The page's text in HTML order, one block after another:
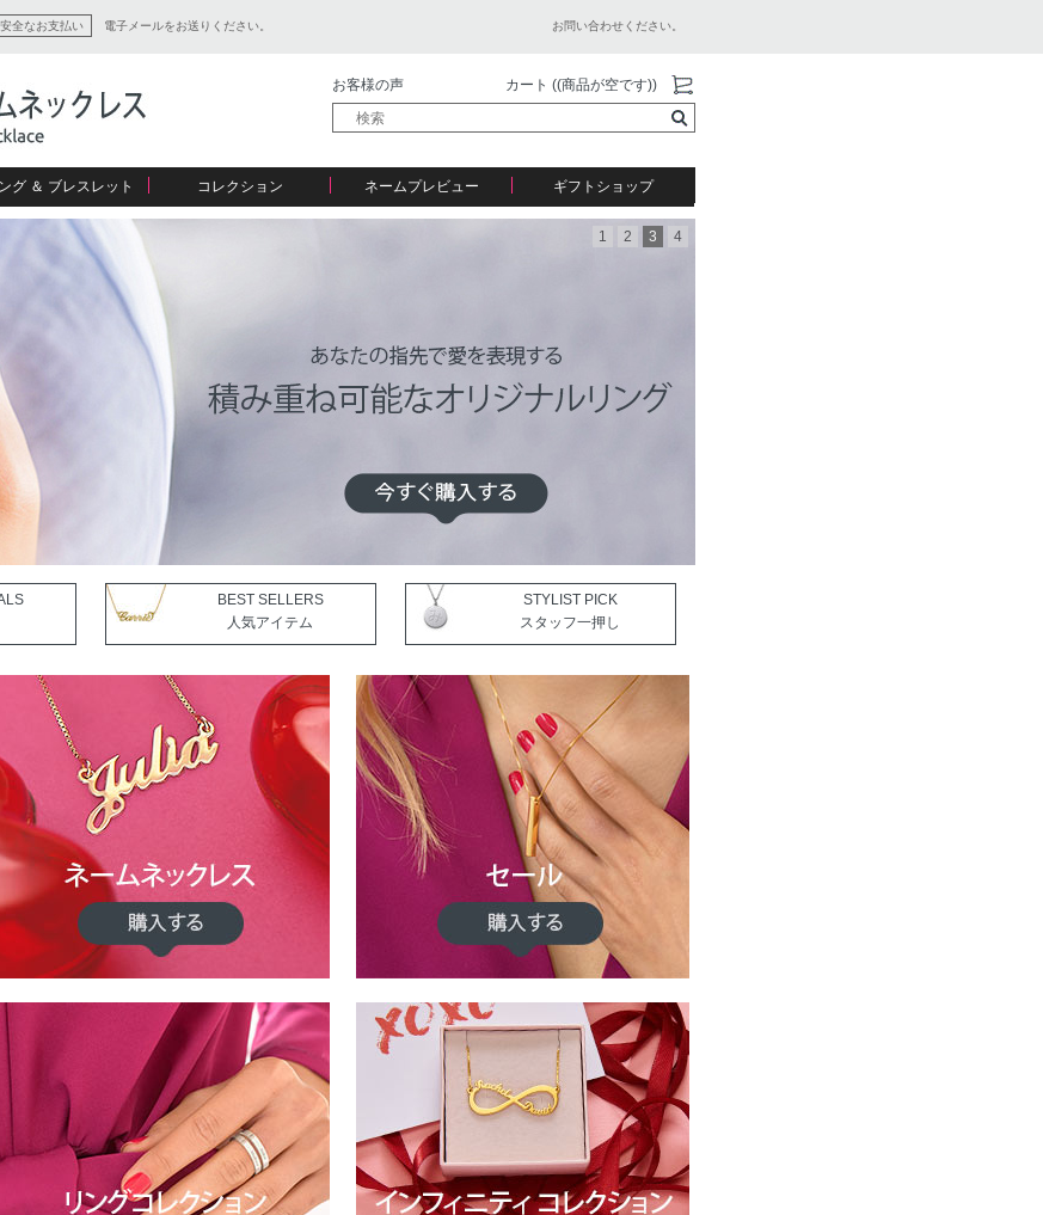
安全なお支払い 電子メールをお送りください。 お問い合わせください。
お客様の声 カート ((商品が空です))
グ ＆ ブレスレット
コレクション
ネームプレビュー
ギフトショップ
1 2 3 4
BEST SELLERS
人気アイテム
STYLIST PICK
スタッフ一押し